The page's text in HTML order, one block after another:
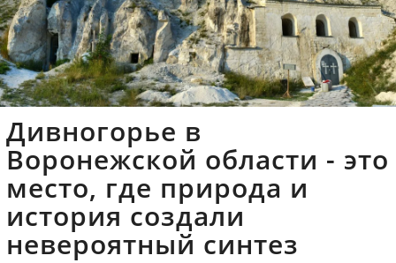
Дивногорье в
Воронежской области - это
место, где природа и
история создали
невероятный синтез